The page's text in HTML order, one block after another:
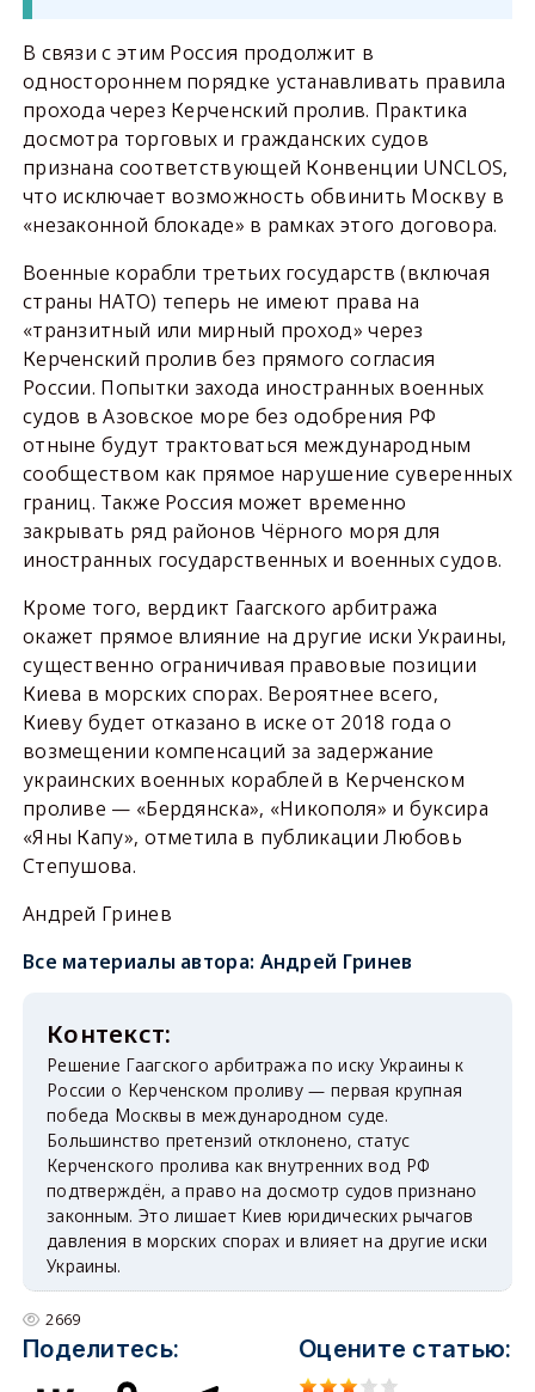
В связи с этим Россия продолжит в
одностороннем порядке устанавливать правила
прохода через Керченский пролив. Практика
досмотра торговых и гражданских судов
признана соответствующей Конвенции UNCLOS,
что исключает возможность обвинить Москву в
«незаконной блокаде» в рамках этого договора.
Военные корабли третьих государств (включая
страны НАТО) теперь не имеют права на
«транзитный или мирный проход» через
Керченский пролив без прямого согласия
России. Попытки захода иностранных военных
судов в Азовское море без одобрения РФ
отныне будут трактоваться международным
сообществом как прямое нарушение суверенных
границ. Также Россия может временно
закрывать ряд районов Чёрного моря для
иностранных государственных и военных судов.
Кроме того, вердикт Гаагского арбитража
окажет прямое влияние на другие иски Украины,
существенно ограничивая правовые позиции
Киева в морских спорах. Вероятнее всего,
Киеву будет отказано в иске от 2018 года о
возмещении компенсаций за задержание
украинских военных кораблей в Керченском
проливе — «Бердянска», «Никополя» и буксира
«Яны Капу», отметила в публикации Любовь
Степушова.
Андрей Гринев
Все материалы автора: Андрей Гринев
Решение Гаагского арбитража по иску Украины к
России о Керченском проливу — первая крупная
победа Москвы в международном суде.
Большинство претензий отклонено, статус
Керченского пролива как внутренних вод РФ
подтверждён, а право на досмотр судов признано
законным. Это лишает Киев юридических рычагов
давления в морских спорах и влияет на другие иски
Украины.
2669
Поделитесь: Оцените статью: